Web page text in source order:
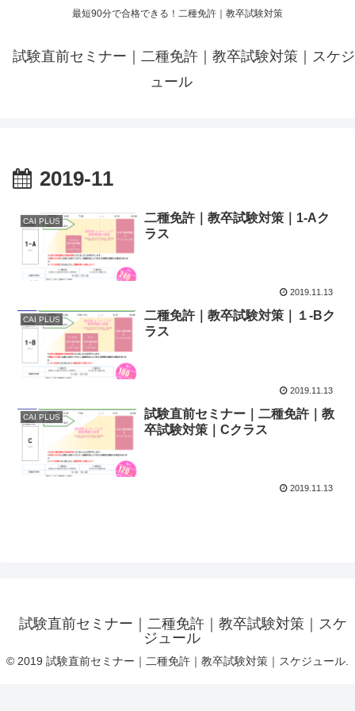
最短90分で合格できる！二種免許｜教卒試験対策
試験直前セミナー｜二種免許｜教卒試験対策｜スケジ
ュール
2019-11
CAI PLUS
二種免許｜教卒試験対策｜1-Aク
ラス
2019.11.13
CAI PLUS
二種免許｜教卒試験対策｜１-Bク
ラス
2019.11.13
CAI PLUS
試験直前セミナー｜二種免許｜教
卒試験対策｜Cクラス
2019.11.13
試験直前セミナー｜二種免許｜教卒試験対策｜スケ
ジュール
© 2019 試験直前セミナー｜二種免許｜教卒試験対策｜スケジュール.